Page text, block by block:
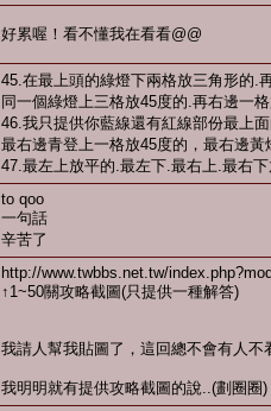
好累喔！看不懂我在看看@@
45.在最上頭的綠燈下兩格放三角形的.
同一個綠燈上三格放45度的.再右邊一
46.我只提供你藍線還有紅線部份最上
最右邊青登上一格放45度的，最右邊
47.最左上放平的.最左下.最右上.最右
to qoo
一句話
辛苦了
http://www.twbbs.net.tw/
↑1~50關攻略截圖(只提供一種解答)
我請人幫我貼圖了，這回總不會有人不
我明明就有提供攻略截圖的說..(劃圈圈)